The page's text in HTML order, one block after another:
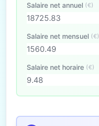
Salaire net annuel (€)
Salaire net mensuel (€)
Salaire net horaire (€)